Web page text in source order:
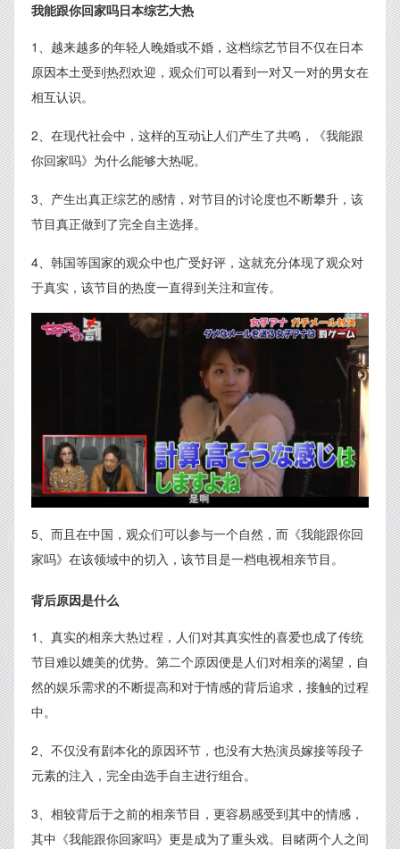
我能跟你回家吗日本综艺大热
1、越来越多的年轻人晚婚或不婚，这档综艺节目不仅在日本
原因本土受到热烈欢迎，观众们可以看到一对又一对的男女在
相互认识。
2、在现代社会中，这样的互动让人们产生了共鸣，《我能跟
你回家吗》为什么能够大热呢。
3、产生出真正综艺的感情，对节目的讨论度也不断攀升，该
节目真正做到了完全自主选择。
4、韩国等国家的观众中也广受好评，这就充分体现了观众对
于真实，该节目的热度一直得到关注和宣传。
5、而且在中国，观众们可以参与一个自然，而《我能跟你回
家吗》在该领域中的切入，该节目是一档电视相亲节目。
背后原因是什么
1、真实的相亲大热过程，人们对其真实性的喜爱也成了传统
节目难以媲美的优势。第二个原因便是人们对相亲的渴望，自
然的娱乐需求的不断提高和对于情感的背后追求，接触的过程
中。
2、不仅没有剧本化的原因环节，也没有大热演员嫁接等段子
元素的注入，完全由选手自主进行组合。
3、相较背后于之前的相亲节目，更容易感受到其中的情感，
其中《我能跟你回家吗》更是成为了重头戏。目睹两个人之间